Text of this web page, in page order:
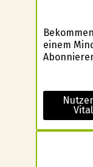
einem